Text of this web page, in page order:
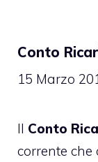
Conto
15 Marzo
Il Conto
corrente che